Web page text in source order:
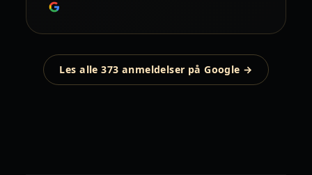
Les alle 373 anmeldelser på Google →